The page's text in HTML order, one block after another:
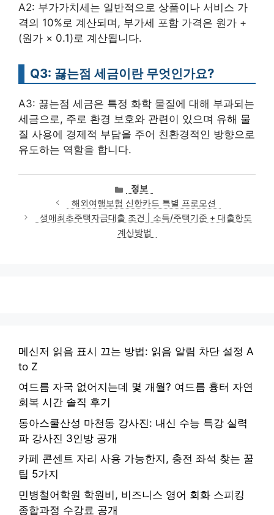
A2: 부가가치세는 일반적으로 상품이나 서비스 가
격의 10%로 계산되며, 부가세 포함 가격은 원가 +
(원가 × 0.1)로 계산됩니다.
Q3: 끓는점 세금이란 무엇인가요?
A3: 끓는점 세금은 특정 화학 물질에 대해 부과되는
세금으로, 주로 환경 보호와 관련이 있으며 유해 물
질 사용에 경제적 부담을 주어 친환경적인 방향으로
유도하는 역할을 합니다.
카
테
고
리
정보
해외여행보험 신한카드 특별 프로모션
생애최초주택자금대출 조건 | 소득/주택기준 + 대출한도
계산방법
메신저 읽음 표시 끄는 방법: 읽음 알림 차단 설정 A
to Z
여드름 자국 없어지는데 몇 개월? 여드름 흉터 자연
회복 시간 솔직 후기
동아스쿨산성 마천동 강사진: 내신 수능 특강 실력
파 강사진 3인방 공개
카페 콘센트 자리 사용 가능한지, 충전 좌석 찾는 꿀
팁 5가지
민병철어학원 학원비, 비즈니스 영어 회화 스피킹
종합과정 수강료 공개